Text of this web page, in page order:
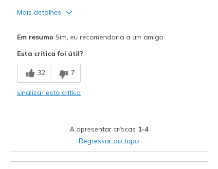
Mais detalhes
Contras
Bit thin memory foam on foot heel
Less thickness of memory foam on foot heel
Melhores utilizações
Casual Wear
Em resumo Sim, eu recomendaria a um amigo
Esta crítica foi útil?
32 7
sinalizar esta crítica
A apresentar críticas 1-4
Regressar ao topo